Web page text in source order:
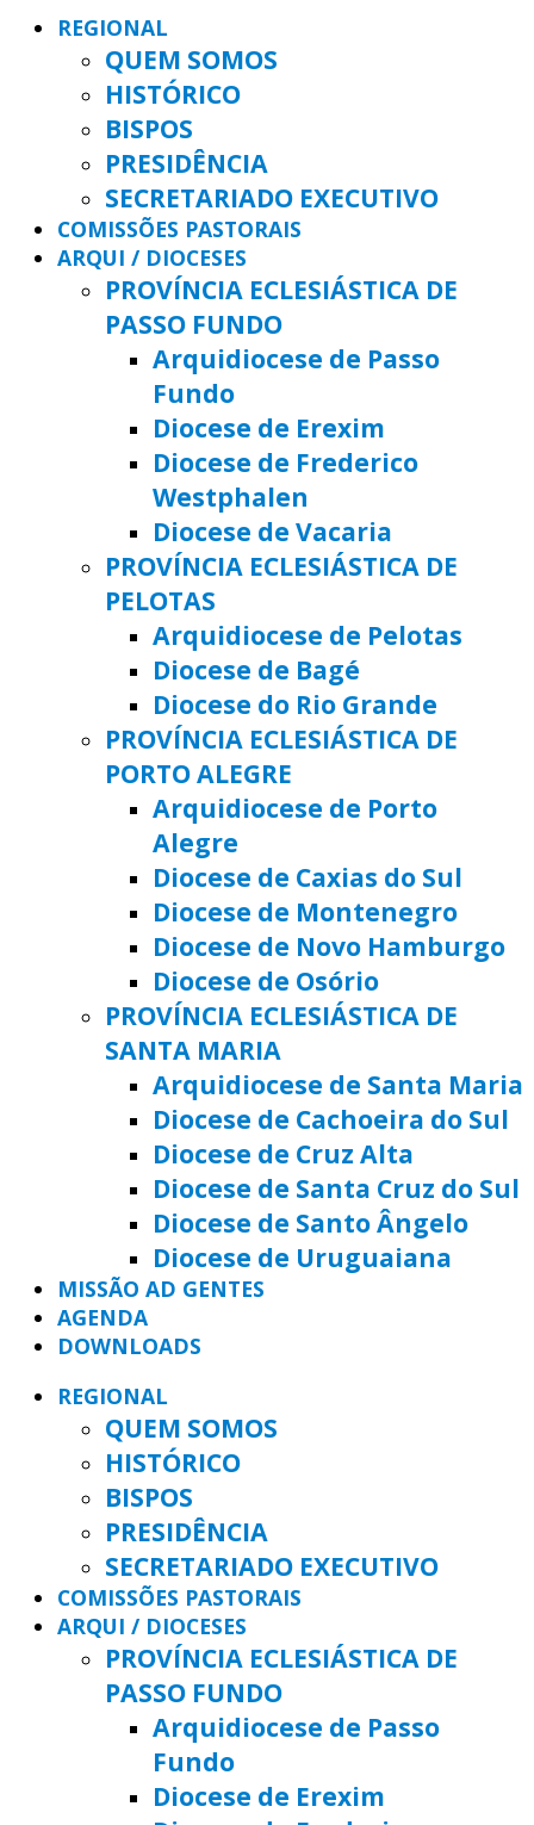
REGIONAL
QUEM SOMOS
HISTÓRICO
BISPOS
PRESIDÊNCIA
SECRETARIADO EXECUTIVO
COMISSÕES PASTORAIS
ARQUI / DIOCESES
PROVÍNCIA ECLESIÁSTICA DE
PASSO FUNDO
Arquidiocese de Passo
Fundo
Diocese de Erexim
Diocese de Frederico
Westphalen
Diocese de Vacaria
PROVÍNCIA ECLESIÁSTICA DE
PELOTAS
Arquidiocese de Pelotas
Diocese de Bagé
Diocese do Rio Grande
PROVÍNCIA ECLESIÁSTICA DE
PORTO ALEGRE
Arquidiocese de Porto
Alegre
Diocese de Caxias do Sul
Diocese de Montenegro
Diocese de Novo Hamburgo
Diocese de Osório
PROVÍNCIA ECLESIÁSTICA DE
SANTA MARIA
Arquidiocese de Santa Maria
Diocese de Cachoeira do Sul
Diocese de Cruz Alta
Diocese de Santa Cruz do Sul
Diocese de Santo Ângelo
Diocese de Uruguaiana
MISSÃO AD GENTES
AGENDA
DOWNLOADS
REGIONAL
QUEM SOMOS
HISTÓRICO
BISPOS
PRESIDÊNCIA
SECRETARIADO EXECUTIVO
COMISSÕES PASTORAIS
ARQUI / DIOCESES
PROVÍNCIA ECLESIÁSTICA DE
PASSO FUNDO
Arquidiocese de Passo
Fundo
Diocese de Erexim